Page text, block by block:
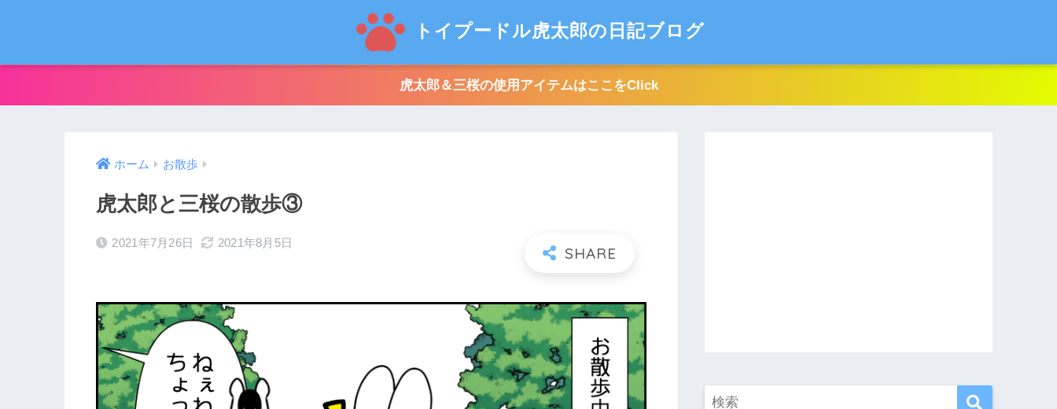
トイプードル虎太郎の日記ブログ
虎太郎＆三桜の使用アイテムはここをClick
ホーム お散歩
虎太郎と三桜の散歩③
2021年7月26日 2021年8月5日